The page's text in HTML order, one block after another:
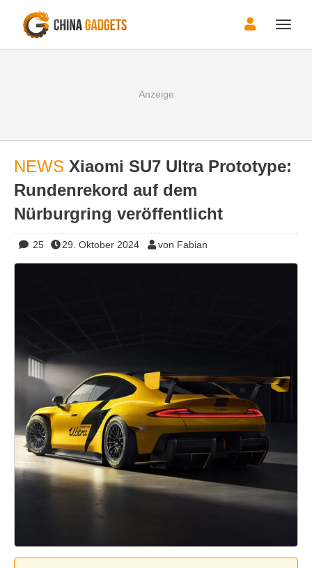
Toggle
NEWS Xiaomi SU7 Ultra Prototype:
Rundenrekord auf dem
Nürburgring veröffentlicht
25 29. Oktober 2024 von Fabian